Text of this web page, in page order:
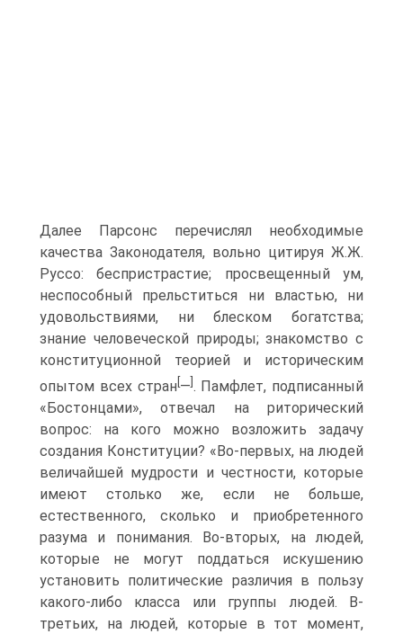
Далее Парсонс перечислял необходимые
качества Законодателя, вольно цитируя Ж.Ж.
Руссо: беспристрастие; просвещенный ум,
неспособный прельститься ни властью, ни
удовольствиями, ни блеском богатства;
знание человеческой природы; знакомство с
конституционной теорией и историческим
опытом всех стран—. Памфлет, подписанный
«Бостонцами», отвечал на риторический
вопрос: на кого можно возложить задачу
создания Конституции? «Во-первых, на людей
величайшей мудрости и честности, которые
имеют столько же, если не больше,
естественного, сколько и приобретенного
разума и понимания. Во-вторых, на людей,
которые не могут поддаться искушению
установить политические различия в пользу
какого-либо класса или группы людей. В-
третьих, на людей, которые в тот момент,